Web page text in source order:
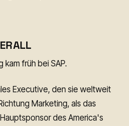
kam früh bei SAP.
Executive, den sie weltweit
Marketing, als das
des America's